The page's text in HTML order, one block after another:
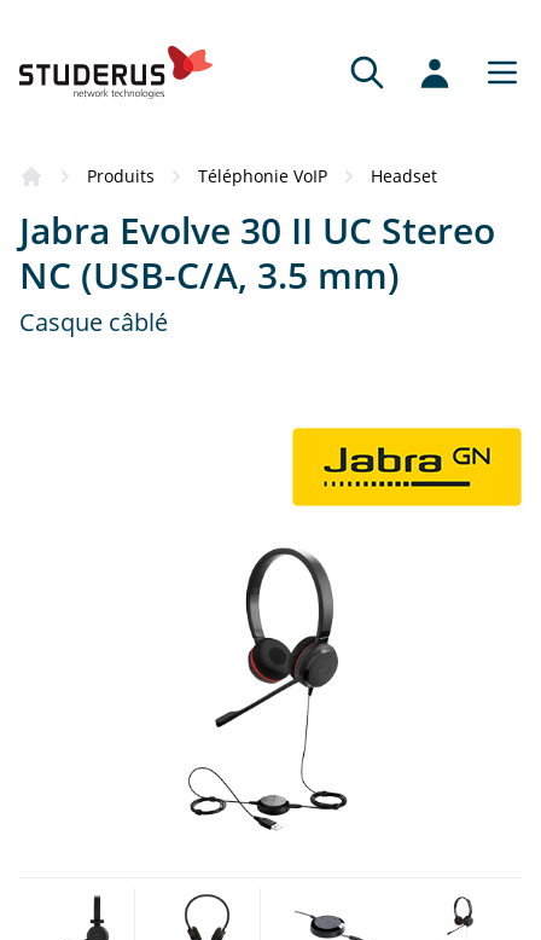
Produits Téléphonie VoIP Headset
Jabra Evolve 30 II UC Stereo
NC (USB-C/A, 3.5 mm)
Casque câblé